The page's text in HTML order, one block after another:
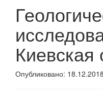
Киевская
Опубликовано: